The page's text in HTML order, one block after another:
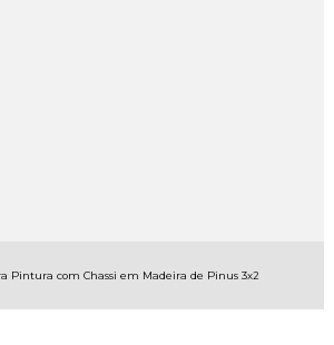
Pintura com Chassi em Madeira de Pinus 3x2